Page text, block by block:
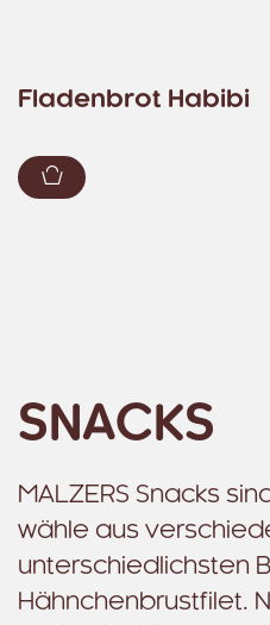
Fladenbrot Habibi
Zum Warenkorb
SNACKS
MALZERS Snacks
wähle aus
unterschiedlichsten
Hähnchenbrustfilet.